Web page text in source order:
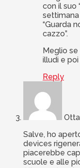
con il suo
“Guarda
cazzo”.
Meglio
illudi e poi
Reply
Salve, ho
devices
piacerebbe
scuole e alle